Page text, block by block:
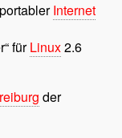
Internet
fürLinux2.6
der